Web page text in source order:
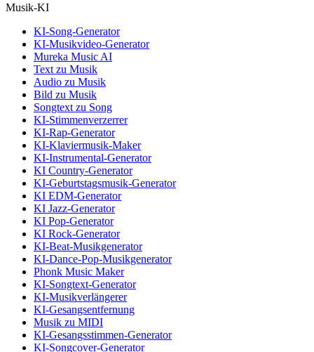
Musik-KI
KI-Song-Generator
KI-Musikvideo-Generator
Mureka Music AI
Text zu Musik
Audio zu Musik
Bild zu Musik
Songtext zu Song
KI-Stimmenverzerrer
KI-Rap-Generator
KI-Klaviermusik-Maker
KI-Instrumental-Generator
KI Country-Generator
KI-Geburtstagsmusik-Generator
KI EDM-Generator
KI Jazz-Generator
KI Pop-Generator
KI Rock-Generator
KI-Beat-Musikgenerator
KI-Dance-Pop-Musikgenerator
Phonk Music Maker
KI-Songtext-Generator
KI-Musikverlängerer
KI-Gesangsentfernung
Musik zu MIDI
KI-Gesangsstimmen-Generator
KI-Songcover-Generator